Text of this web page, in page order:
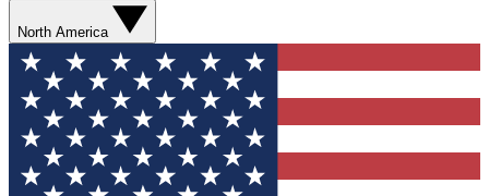
North America